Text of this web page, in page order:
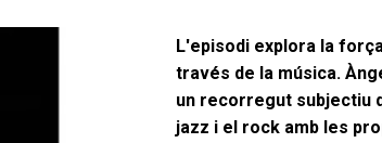
L'episodi explora la
través de la música.
un recorregut subjectiu
jazz i el rock amb les